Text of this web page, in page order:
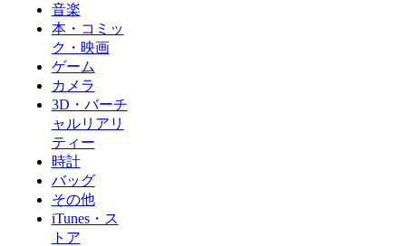
音楽
本・コミッ
ク・映画
ゲーム
カメラ
3D・バーチ
ャルリアリ
ティー
時計
バッグ
その他
iTunes・ス
トア